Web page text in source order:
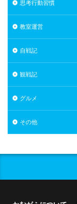
思考行動習慣
教室運営
自戦記
観戦記
グルメ
その他